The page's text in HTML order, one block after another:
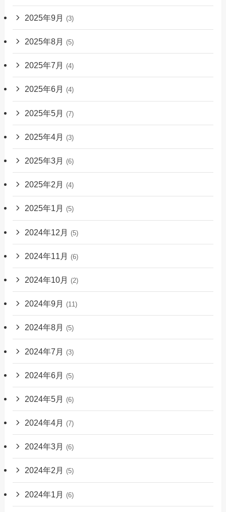
2025年9月 (3)
2025年8月 (5)
2025年7月 (4)
2025年6月 (4)
2025年5月 (7)
2025年4月 (3)
2025年3月 (6)
2025年2月 (4)
2025年1月 (5)
2024年12月 (5)
2024年11月 (6)
2024年10月 (2)
2024年9月 (11)
2024年8月 (5)
2024年7月 (3)
2024年6月 (5)
2024年5月 (6)
2024年4月 (7)
2024年3月 (6)
2024年2月 (5)
2024年1月 (6)